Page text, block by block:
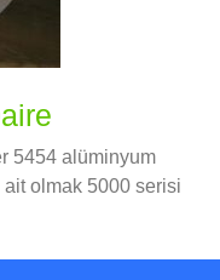
5454 alüminyum
ait olmak 5000 serisi